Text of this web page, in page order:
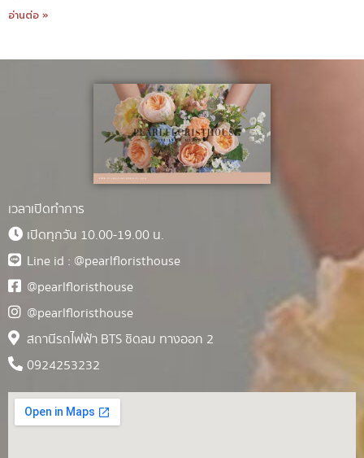
อ่านต่อ »
เวลาเปิดทำการ
เปิดทุกวัน 10.00-19.00 น.
Line id : @pearlfloristhouse
@pearlfloristhouse
@pearlfloristhouse
สถานีรถไฟฟ้า BTS ชิดลม ทางออก 2
0924253232